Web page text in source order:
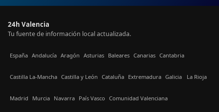
24h Valencia
Tu fuente de información local actualizada.
España Andalucía Aragón Asturias Baleares Canarias Cantabria
Castilla La-Mancha Castilla y León Cataluña Extremadura Galicia La Rioja
Madrid Murcia Navarra País Vasco Comunidad Valenciana